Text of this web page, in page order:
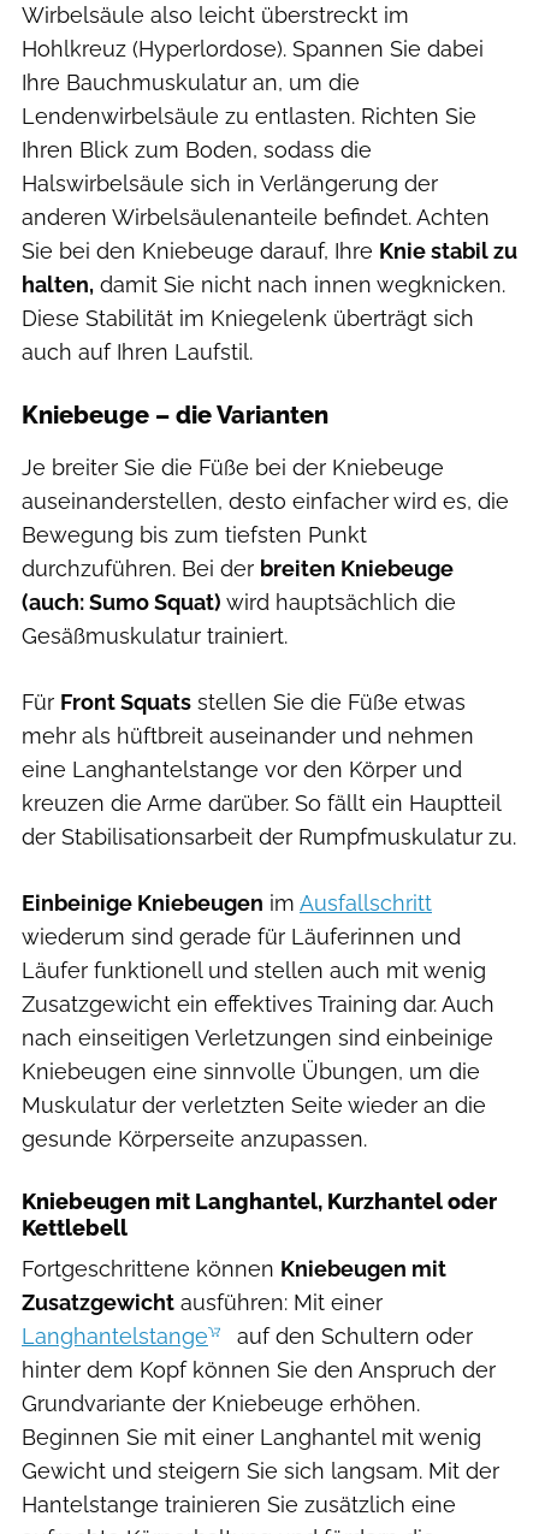
Wirbelsäule also leicht überstreckt im
Hohlkreuz (Hyperlordose). Spannen Sie dabei
Ihre Bauchmuskulatur an, um die
Lendenwirbelsäule zu entlasten. Richten Sie
Ihren Blick zum Boden, sodass die
Halswirbelsäule sich in Verlängerung der
anderen Wirbelsäulenanteile befindet. Achten
Sie bei den Kniebeuge darauf, Ihre Knie stabil zu
halten, damit Sie nicht nach innen wegknicken.
Diese Stabilität im Kniegelenk überträgt sich
auch auf Ihren Laufstil.
Kniebeuge – die Varianten
Je breiter Sie die Füße bei der Kniebeuge
auseinanderstellen, desto einfacher wird es, die
Bewegung bis zum tiefsten Punkt
durchzuführen. Bei der breiten Kniebeuge
(auch: Sumo Squat) wird hauptsächlich die
Gesäßmuskulatur trainiert.
Für Front Squats stellen Sie die Füße etwas
mehr als hüftbreit auseinander und nehmen
eine Langhantelstange vor den Körper und
kreuzen die Arme darüber. So fällt ein Hauptteil
der Stabilisationsarbeit der Rumpfmuskulatur zu.
Einbeinige Kniebeugen im Ausfallschritt
wiederum sind gerade für Läuferinnen und
Läufer funktionell und stellen auch mit wenig
Zusatzgewicht ein effektives Training dar. Auch
nach einseitigen Verletzungen sind einbeinige
Kniebeugen eine sinnvolle Übungen, um die
Muskulatur der verletzten Seite wieder an die
gesunde Körperseite anzupassen.
Kniebeugen mit Langhantel, Kurzhantel oder
Kettlebell
Fortgeschrittene können Kniebeugen mit
Zusatzgewicht ausführen: Mit einer
Langhantelstange
auf den Schultern oder
hinter dem Kopf können Sie den Anspruch der
Grundvariante der Kniebeuge erhöhen.
Beginnen Sie mit einer Langhantel mit wenig
Gewicht und steigern Sie sich langsam. Mit der
Hantelstange trainieren Sie zusätzlich eine